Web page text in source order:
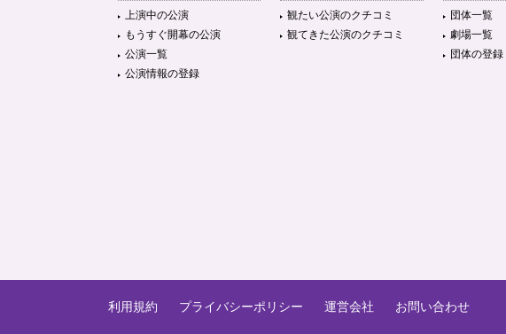
上演中の公演
もうすぐ開幕の公演
公演一覧
公演情報の登録
観たい公演のクチコミ
観てきた公演のクチコミ
団体一覧
劇場一覧
団体の登録
利用規約 プライバシーポリシー 運営会社 お問い合わせ